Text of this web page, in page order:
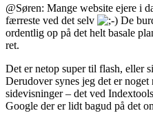
@Søren: Mange website ejere i
færreste ved det selv
De
ordentlig op på det helt basale
ret.
Det er netop super til flash, eller
Derudover synes jeg det er noget
sidevisninger – det ved
Google der er lidt bagud på det